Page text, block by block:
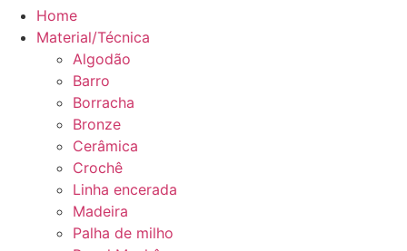
Home
Material/Técnica
Algodão
Barro
Borracha
Bronze
Cerâmica
Crochê
Linha encerada
Madeira
Palha de milho